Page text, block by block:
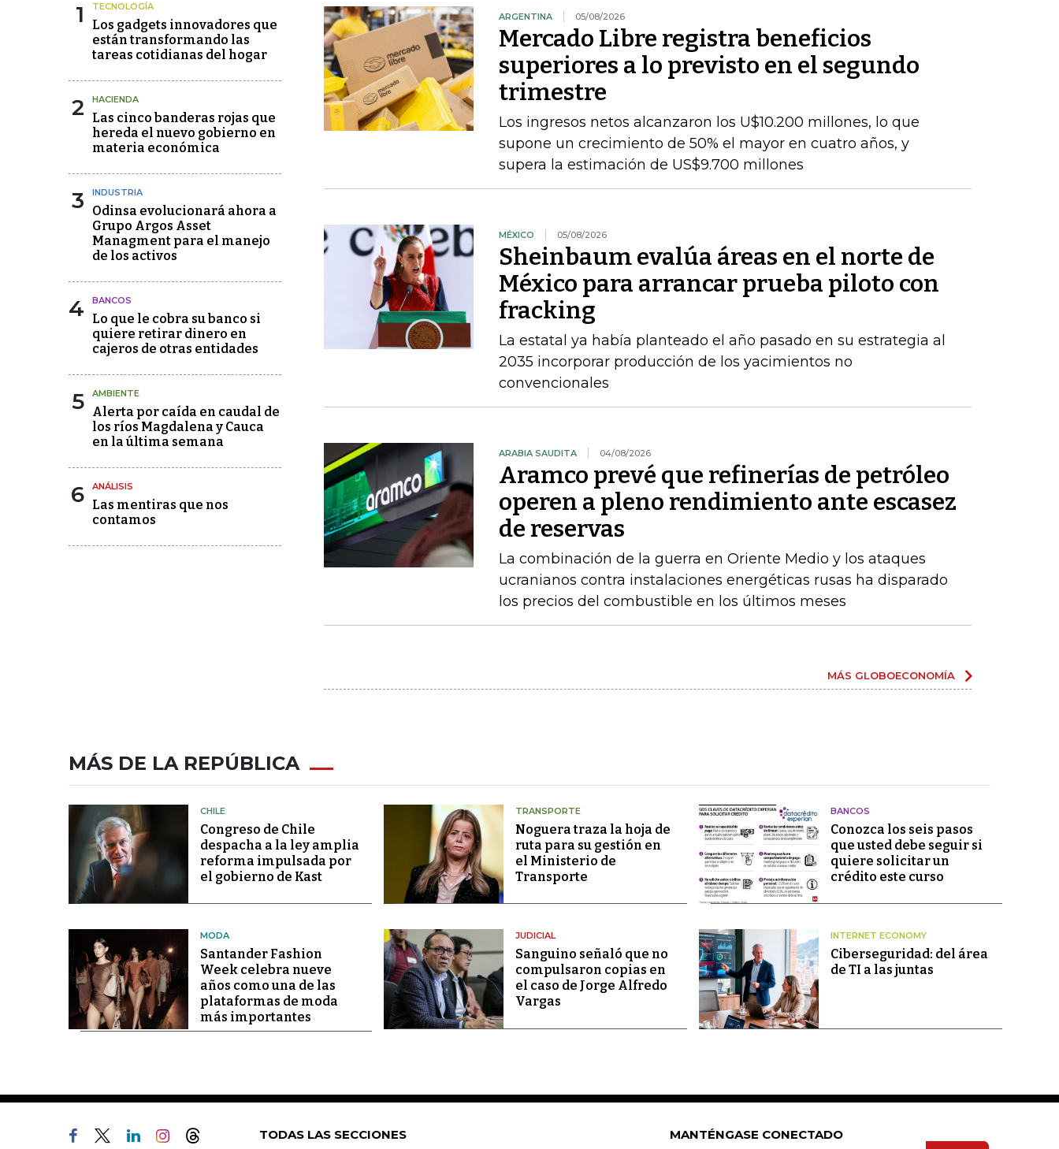
1 TECNOLOGÍA
Los gadgets innovadores que
están transformando las
tareas cotidianas del hogar
2 HACIENDA
Las cinco banderas rojas que
hereda el nuevo gobierno en
materia económica
3 INDUSTRIA
Odinsa evolucionará ahora a
Grupo Argos Asset
Managment para el manejo
de los activos
4 BANCOS
Lo que le cobra su banco si
quiere retirar dinero en
cajeros de otras entidades
5 AMBIENTE
Alerta por caída en caudal de
los ríos Magdalena y Cauca
en la última semana
6 ANÁLISIS
Las mentiras que nos
contamos
ARGENTINA 05/08/2026
Mercado Libre registra beneficios
superiores a lo previsto en el segundo
trimestre
Los ingresos netos alcanzaron los U$10.200 millones, lo que
supone un crecimiento de 50% el mayor en cuatro años, y
supera la estimación de US$9.700 millones
MÉXICO 05/08/2026
Sheinbaum evalúa áreas en el norte de
México para arrancar prueba piloto con
fracking
La estatal ya había planteado el año pasado en su estrategia al
2035 incorporar producción de los yacimientos no
convencionales
ARABIA SAUDITA 04/08/2026
Aramco prevé que refinerías de petróleo
operen a pleno rendimiento ante escasez
de reservas
La combinación de la guerra en Oriente Medio y los ataques
ucranianos contra instalaciones energéticas rusas ha disparado
los precios del combustible en los últimos meses
MÁS GLOBOECONOMÍA
MÁS DE LA REPÚBLICA
CHILE
Congreso de Chile
despacha a la ley amplia
reforma impulsada por
el gobierno de Kast
TRANSPORTE
Noguera traza la hoja de
ruta para su gestión en
el Ministerio de
Transporte
BANCOS
Conozca los seis pasos
que usted debe seguir si
quiere solicitar un
crédito este curso
MODA
Santander Fashion
Week celebra nueve
años como una de las
plataformas de moda
más importantes
JUDICIAL
Sanguino señaló que no
compulsaron copias en
el caso de Jorge Alfredo
Vargas
INTERNET ECONOMY
Ciberseguridad: del área
de TI a las juntas
TODAS LAS SECCIONES MANTÉNGASE CONECTADO